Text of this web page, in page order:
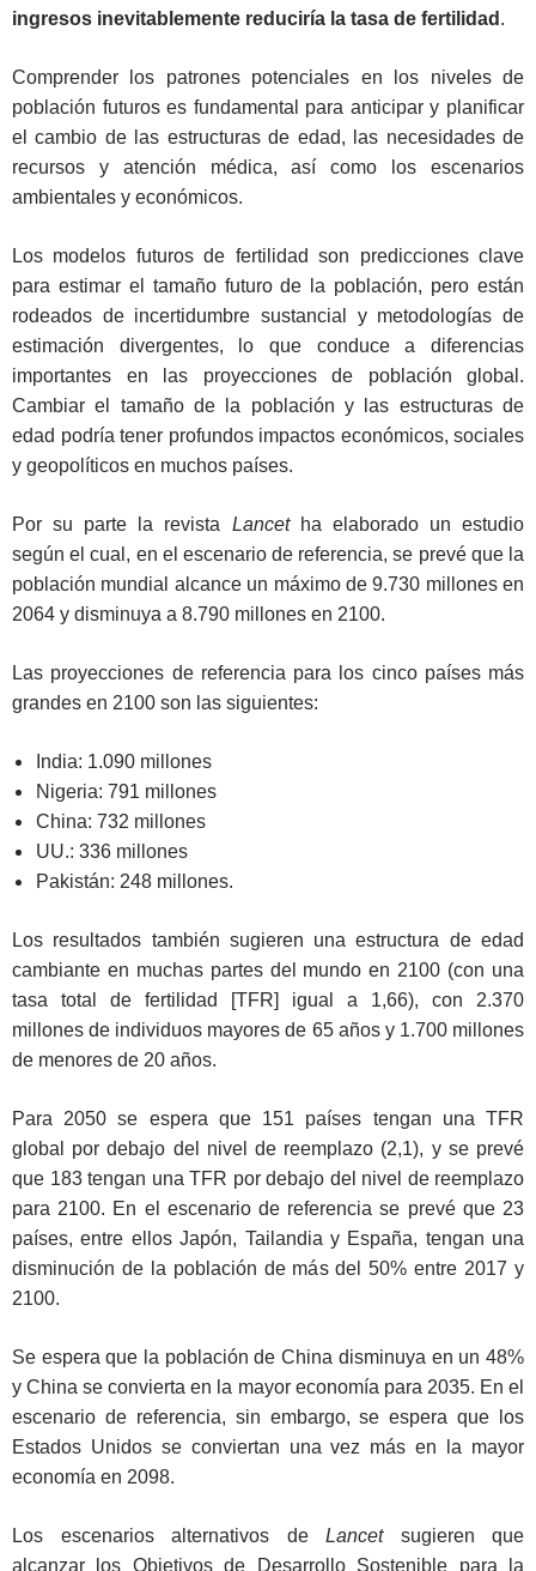
ingresos inevitablemente reduciría la tasa de fertilidad .
Comprender los patrones potenciales en los niveles de
población futuros es fundamental para anticipar y planificar
el cambio de las estructuras de edad, las necesidades de
recursos y atención médica, así como los escenarios
ambientales y económicos.
Los modelos futuros de fertilidad son predicciones clave
para estimar el tamaño futuro de la población, pero están
rodeados de incertidumbre sustancial y metodologías de
estimación divergentes, lo que conduce a diferencias
importantes en las proyecciones de población global.
Cambiar el tamaño de la población y las estructuras de
edad podría tener profundos impactos económicos, sociales
y geopolíticos en muchos países.
Por su parte la revista Lancetha elaborado un estudio
según el cual, en el escenario de referencia, se prevé que la
población mundial alcance un máximo de 9.730 millones en
2064 y disminuya a 8.790 millones en 2100.
Las proyecciones de referencia para los cinco países más
grandes en 2100 son las siguientes:
India: 1.090 millones
Nigeria: 791 millones
China: 732 millones
UU.: 336 millones
Pakistán: 248 millones.
Los resultados también sugieren una estructura de edad
cambiante en muchas partes del mundo en 2100 (con una
tasa total de fertilidad [TFR] igual a 1,66), con 2.370
millones de individuos mayores de 65 años y 1.700 millones
de menores de 20 años.
Para 2050 se espera que 151 países tengan una TFR
global por debajo del nivel de reemplazo (2,1), y se prevé
que 183 tengan una TFR por debajo del nivel de reemplazo
para 2100. En el escenario de referencia se prevé que 23
países, entre ellos Japón, Tailandia y España, tengan una
disminución de la población de más del 50% entre 2017 y
2100.
Se espera que la población de China disminuya en un 48%
y China se convierta en la mayor economía para 2035. En el
escenario de referencia, sin embargo, se espera que los
Estados Unidos se conviertan una vez más en la mayor
economía en 2098.
Los escenarios alternativos de Lancetsugieren que
alcanzar los Objetivos de Desarrollo Sostenible para la